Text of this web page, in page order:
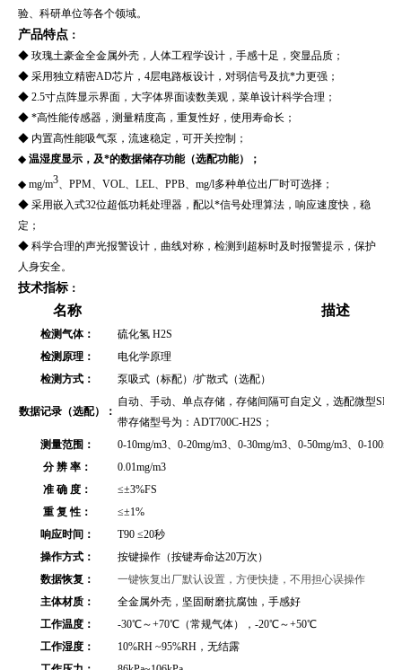
验、科研单位等各个领域。
产品特点 ：
◆ 玫瑰土豪金全金属外壳，人体工程学设计，手感十足，突显品质；
◆ 采用独立精密AD芯片，4层电路板设计，对弱信号及抗*力更强；
◆ 2.5寸点阵显示界面，大字体界面读数美观，菜单设计科学合理；
◆ *高性能传感器，测量精度高，重复性好，使用寿命长；
◆ 内置高性能吸气泵，流速稳定，可开关控制；
◆ 温湿度显示，及*的数据储存功能（选配功能）；
◆ mg/m3 、PPM、VOL、LEL、PPB、mg/l多种单位出厂时可选择；
◆ 采用嵌入式32位超低功耗处理器，配以*信号处理算法，响应速度快，稳
定；
◆ 科学合理的声光报警设计，曲线对称，检测到超标时及时报警提示，保护
人身安全。
技术指标 ：
名称 描述
检测气体：
硫化氢 H2S
检测原理：
电化学原理
检测方式：
泵吸式（标配）/扩散式（选配）
数据记录（选配）：
自动、手动、单点存储，存储间隔可自定义，选配微型SD
带存储型号为：ADT700C-H2S；
测量范围：
0-10mg/m3、0-20mg/m3、0-30mg/m3、0-50mg/m3、0-
分 辨 率：
0.01mg/m3
准 确 度：
≤±3%FS
重 复 性：
≤±1%
响应时间：
T90 ≤20秒
操作方式：
按键操作（按键寿命达20万次）
数据恢复：
一键恢复出厂默认设置，方便快捷，不用担心误操作
主体材质：
全金属外壳 ，坚固耐磨抗腐蚀，手感好
工作温度：
-30℃～+70℃（常规气体），-20℃～+50℃
工作湿度：
10%RH ~95%RH，无结露